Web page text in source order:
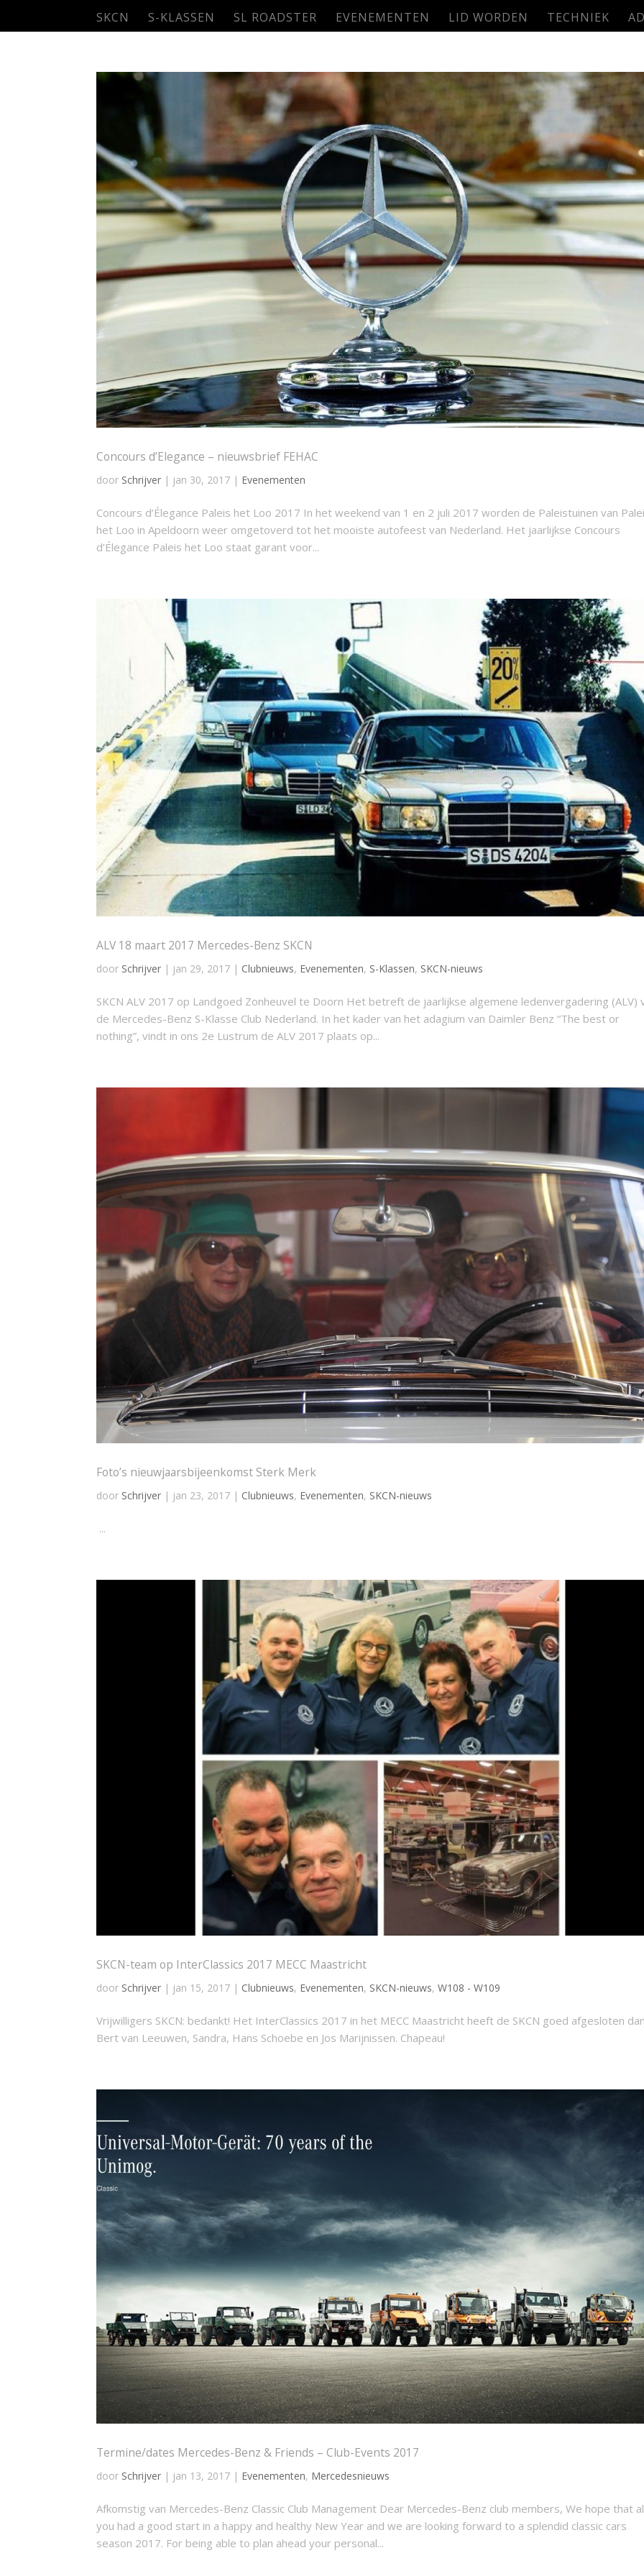
SKCN S-KLASSEN SL ROADSTER EVENEMENTEN LID WORDEN TECHNIEK
Concours d’Elegance – nieuwsbrief FEHAC
door Schrijver | jan 30, 2017 | Evenementen
Concours d’Élegance Paleis het Loo 2017 In het weekend van 1 en 2 juli 2017 worden de Paleistuinen van
het Loo in Apeldoorn weer omgetoverd tot het mooiste autofeest van Nederland. Het jaarlijkse Concours
d’Élegance Paleis het Loo staat garant voor...
ALV 18 maart 2017 Mercedes-Benz SKCN
door Schrijver | jan 29, 2017 | Clubnieuws, Evenementen, S-Klassen, SKCN-nieuws
SKCN ALV 2017 op Landgoed Zonheuvel te Doorn Het betreft de jaarlijkse algemene ledenvergadering (ALV)
de Mercedes-Benz S-Klasse Club Nederland. In het kader van het adagium van Daimler Benz “The best or
nothing”, vindt in ons 2e Lustrum de ALV 2017 plaats op...
Foto’s nieuwjaarsbijeenkomst Sterk Merk
door Schrijver | jan 23, 2017 | Clubnieuws, Evenementen, SKCN-nieuws
...
SKCN-team op InterClassics 2017 MECC Maastricht
door Schrijver | jan 15, 2017 | Clubnieuws, Evenementen, SKCN-nieuws,W108 - W109
Vrijwilligers SKCN: bedankt! Het InterClassics 2017 in het MECC Maastricht heeft de SKCN goed afgesloten
Bert van Leeuwen, Sandra, Hans Schoebe en Jos Marijnissen. Chapeau!
Termine/dates Mercedes-Benz & Friends – Club-Events 2017
door Schrijver | jan 13, 2017 | Evenementen, Mercedesnieuws
Afkomstig van Mercedes-Benz Classic Club Management Dear Mercedes-Benz club members, We hope that
you had a good start in a happy and healthy New Year and we are looking forward to a splendid classic cars
season 2017. For being able to plan ahead your personal...